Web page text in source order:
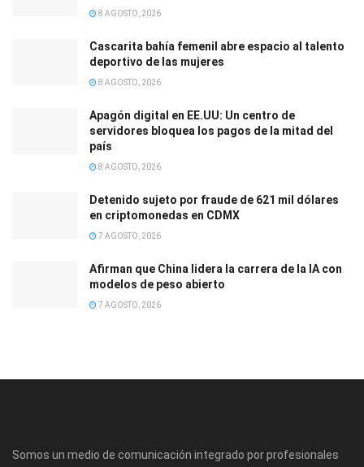
8 AGOSTO, 2026
Cascarita bahía femenil abre espacio al talento
deportivo de las mujeres
8 AGOSTO, 2026
Apagón digital en EE.UU: Un centro de
servidores bloquea los pagos de la mitad del
país
8 AGOSTO, 2026
Detenido sujeto por fraude de 621 mil dólares
en criptomonedas en CDMX
7 AGOSTO, 2026
Afirman que China lidera la carrera de la IA con
modelos de peso abierto
7 AGOSTO, 2026
Somos un medio de comunicación integrado por profesionales